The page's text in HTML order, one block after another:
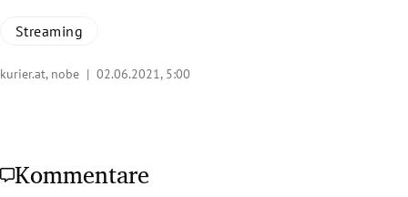
Streaming
kurier.at, nobe | 02.06.2021, 5:00
Kommentare